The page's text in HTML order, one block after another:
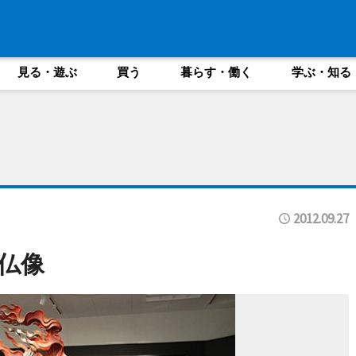
見る・遊ぶ 買う 暮らす・働く 学ぶ・知る
2012.09.27
像